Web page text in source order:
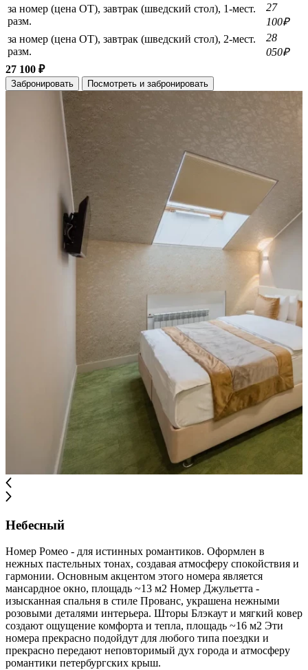
за номер (цена ОТ), завтрак (шведский стол), 1-мест.
разм.
27
100₽
за номер (цена ОТ), завтрак (шведский стол), 2-мест.
разм.
28
050₽
27 100 ₽
Забронировать Посмотреть и забронировать
Небесный
Номер Ромео - для истинных романтиков. Оформлен в
нежных пастельных тонах, создавая атмосферу спокойствия и
гармонии. Основным акцентом этого номера является
мансардное окно, площадь ~13 м2 Номер Джульетта -
изысканная спальня в стиле Прованс, украшена нежными
розовыми деталями интерьера. Шторы Блэкаут и мягкий ковер
создают ощущение комфорта и тепла, площадь ~16 м2 Эти
номера прекрасно подойдут для любого типа поездки и
прекрасно передают неповторимый дух города и атмосферу
романтики петербургских крыш.